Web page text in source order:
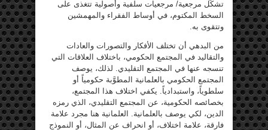
تشكُّل مرجعية/ مرجعيات سلفية وأصولية تتغذى على
السخط المكتوم، في أوساط الفقراء والمهمشين
وتتقوى به.
من البدهي أن تختلف الأفكار والتصورات والعادات
والتقاليد في المجتمع الحكومي، باختلاف العلاقات التي
تنسجه عنها في المجتمع التقليدي. لذلك، يوصف
المجتمع الحكومي بالعلمانية المطوَّبة حكومياً أو
سلطوياً، واستبدادياً. يكفي اختلاف هذا المجتمع،
بخصائصه الحكومية، عن المجتمع التقليدي، الذي رمزه
الدين، لكي يوصف بالعلمانية. العلمانية هنا مجرد علامة
فارقة، علامة اختلاف، أو انحراف عن المثال، أو النموذج